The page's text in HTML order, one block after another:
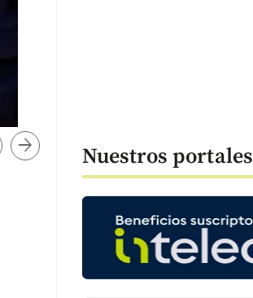
Tomada de Instagram @valeriaduqueh
arrow_forward Nuestros portales